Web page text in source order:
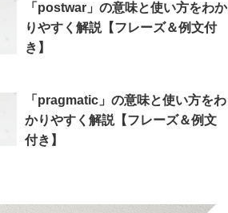
「postwar」の意味と使い方をわか
りやすく解説【フレーズ＆例文付
き】
「pragmatic」の意味と使い方をわ
かりやすく解説【フレーズ＆例文
付き】